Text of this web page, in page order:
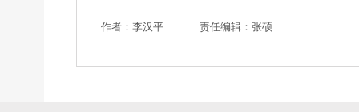
作者：李汉平 责任编辑：张硕